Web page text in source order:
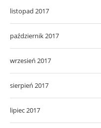
listopad 2017
październik 2017
wrzesień 2017
sierpień 2017
lipiec 2017